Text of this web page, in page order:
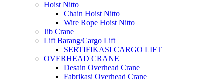
Hoist Nitto
Chain Hoist Nitto
Wire Rope Hoist Nitto
Jib Crane
Lift Barang/Cargo Lift
SERTIFIKASI CARGO LIFT
OVERHEAD CRANE
Desain Overhead Crane
Fabrikasi Overhead Crane